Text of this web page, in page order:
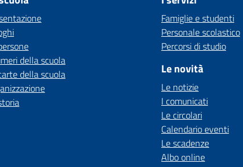
della scuola
della scuola
Famiglie e studenti
Personale scolastico
Percorsi di studio
Le novità
Le notizie
I comunicati
Le circolari
Calendario eventi
Le scadenze
Albo online